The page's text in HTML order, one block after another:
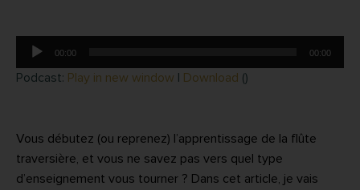
Lecteur
audio
00:00 00:00
Podcast: Play in new window | Download ()
Vous débutez (ou reprenez) l’apprentissage de la flûte
traversière, et vous ne savez pas vers quel type
d’enseignement vous tourner ? Dans cet article, je vais